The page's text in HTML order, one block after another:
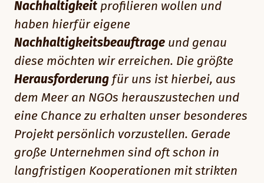
Nachhaltigkeit profilieren wollen und
haben hierfür eigene
Nachhaltigkeitsbeauftrage und genau
diese möchten wir erreichen. Die größte
Herausforderung für uns ist hierbei, aus
dem Meer an NGOs herauszustechen und
eine Chance zu erhalten unser besonderes
Projekt persönlich vorzustellen. Gerade
große Unternehmen sind oft schon in
langfristigen Kooperationen mit strikten